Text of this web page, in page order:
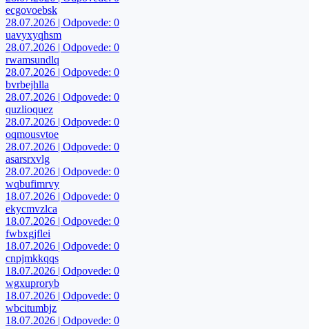
ecgovoebsk
28.07.2026 | Odpovede: 0
uavyxyqhsm
28.07.2026 | Odpovede: 0
rwamsundlq
28.07.2026 | Odpovede: 0
bvrbejhlla
28.07.2026 | Odpovede: 0
quzlioquez
28.07.2026 | Odpovede: 0
oqmousvtoe
28.07.2026 | Odpovede: 0
asarsrxvlg
28.07.2026 | Odpovede: 0
wqbufimrvy
18.07.2026 | Odpovede: 0
ekycmvzlca
18.07.2026 | Odpovede: 0
fwbxgjflei
18.07.2026 | Odpovede: 0
cnpjmkkqqs
18.07.2026 | Odpovede: 0
wgxuproryb
18.07.2026 | Odpovede: 0
wbcitumbjz
18.07.2026 | Odpovede: 0